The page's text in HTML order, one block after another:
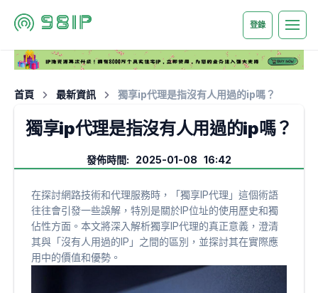
登錄
首頁 最新資訊 獨享ip代理是指沒有人用過的ip嗎？
獨享ip代理是指沒有人用過的ip嗎？
發佈時間: 2025-01-08 16:42
在探討網路技術和代理服務時，「獨享IP代理」這個術語
往往會引發一些誤解，特別是關於IP位址的使用歷史和獨
佔性方面。本文將深入解析獨享IP代理的真正意義，澄清
其與「沒有人用過的IP」之間的區別，並探討其在實際應
用中的價值和優勢。